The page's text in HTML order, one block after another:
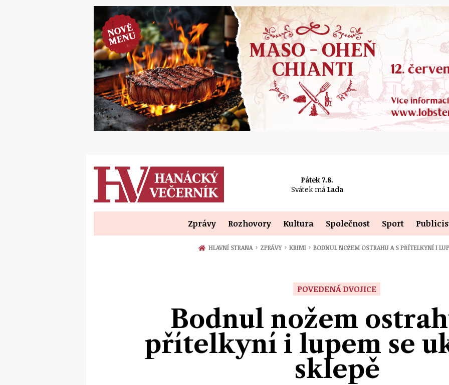
Pátek 7.8.
Svátek má Lada
Zprávy Rozhovory Kultura Společnost Sport
HLAVNÍ STRANA › ZPRÁVY › KRIMI › BODNUL NOŽEM OSTRAHU A S PŘÍTELKYNÍ I
POVEDENÁ DVOJICE
Bodnul nožem
přítelkyní i lupem se
sklepě